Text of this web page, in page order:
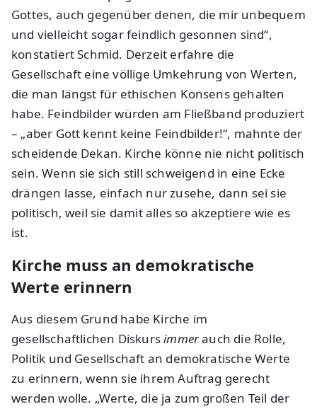
Gottes, auch gegenüber denen, die mir unbequem
und vielleicht sogar feindlich gesonnen sind“,
konstatiert Schmid. Derzeit erfahre die
Gesellschaft eine völlige Umkehrung von Werten,
die man längst für ethischen Konsens gehalten
habe. Feindbilder würden am Fließband produziert
– „aber Gott kennt keine Feindbilder!“, mahnte der
scheidende Dekan. Kirche könne nie nicht politisch
sein. Wenn sie sich still schweigend in eine Ecke
drängen lasse, einfach nur zusehe, dann sei sie
politisch, weil sie damit alles so akzeptiere wie es
ist.
Kirche muss an demokratische
Werte erinnern
Aus diesem Grund habe Kirche im
gesellschaftlichen Diskursimmerauch die Rolle,
Politik und Gesellschaft an demokratische Werte
zu erinnern, wenn sie ihrem Auftrag gerecht
werden wolle. „Werte, die ja zum großen Teil der